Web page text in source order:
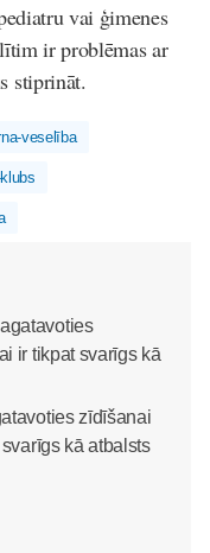
vai ģimenes
ir problēmas ar
stiprināt.
veselība
zīdīšanai
kā atbalsts